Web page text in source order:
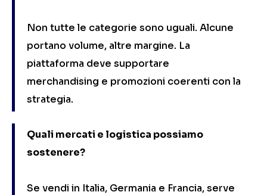
Non tutte le categorie sono uguali. Alcune
portano volume, altre margine. La
piattaforma deve supportare
merchandising e promozioni coerenti con la
strategia.
Quali mercati e logistica possiamo
sostenere?
Se vendi in Italia, Germania e Francia, serve